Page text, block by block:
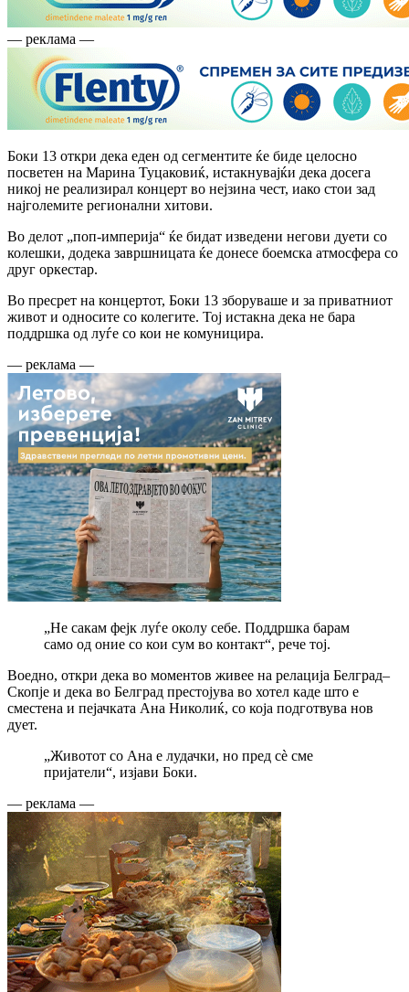
— реклама —
Боки 13 откри дека еден од сегментите ќе биде целосно
посветен на Марина Туцаковиќ, истакнувајќи дека досега
никој не реализирал концерт во нејзина чест, иако стои зад
најголемите регионални хитови.
Во делот „поп-империја“ ќе бидат изведени негови дуети со
колешки, додека завршницата ќе донесе боемска атмосфера со
друг оркестар.
Во пресрет на концертот, Боки 13 зборуваше и за приватниот
живот и односите со колегите. Тој истакна дека не бара
поддршка од луѓе со кои не комуницира.
— реклама —
„Не сакам фејк луѓе околу себе. Поддршка барам
само од оние со кои сум во контакт“, рече тој.
Воедно, откри дека во моментов живее на релација Белград–
Скопје и дека во Белград престојува во хотел каде што е
сместена и пејачката Ана Николиќ, со која подготвува нов
дует.
„Животот со Ана е лудачки, но пред сè сме
пријатели“, изјави Боки.
— реклама —